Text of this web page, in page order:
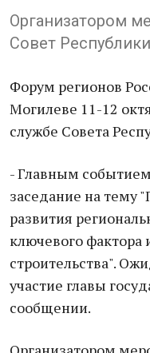
Организатором
Совет
Форум регионов
Могилеве 11-12
службе Совета
- Главным
заседание на тему
развития
ключевого фактора
строительства".
участие главы
сообщении.